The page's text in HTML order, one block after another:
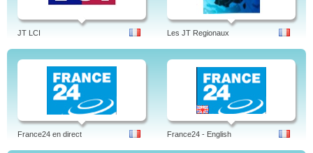
JT LCI Les JT Regionaux
France24 en direct France24 - English